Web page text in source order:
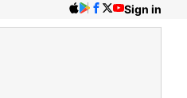
Sign in